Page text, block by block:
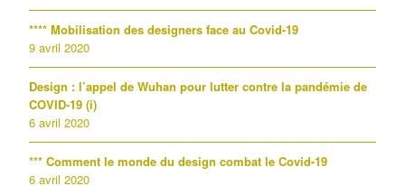
**** Mobilisation des designers face au Covid-19
9 avril 2020
Design : l’appel de Wuhan pour lutter contre la pandémie de
COVID-19 (i)
6 avril 2020
*** Comment le monde du design combat le Covid-19
6 avril 2020